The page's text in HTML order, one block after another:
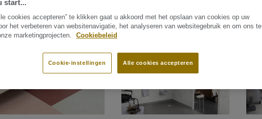
TARKETT
wissen
start...
cookies accepteren” te klikken gaat u akkoord met het opslaan van cookies op uw
het verbeteren van websitenavigatie, het analyseren van websitegebruik en om ons te
marketingprojecten.
Cookiebeleid
Alle cookies accepteren
Cookie-instellingen